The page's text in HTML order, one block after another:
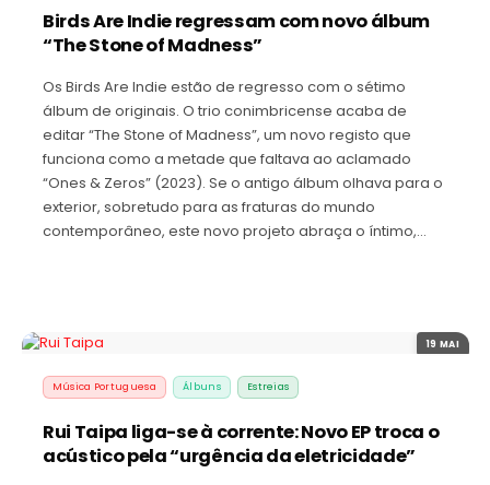
Birds Are Indie regressam com novo álbum
“The Stone of Madness”
Os Birds Are Indie estão de regresso com o sétimo
álbum de originais. O trio conimbricense acaba de
editar “The Stone of Madness”, um novo registo que
funciona como a metade que faltava ao aclamado
“Ones & Zeros” (2023). Se o antigo álbum olhava para o
exterior, sobretudo para as fraturas do mundo
contemporâneo, este novo projeto abraça o íntimo,…
19 MAI
Música Portuguesa Álbuns Estreias
Rui Taipa liga-se à corrente: Novo EP troca o
acústico pela “urgência da eletricidade”